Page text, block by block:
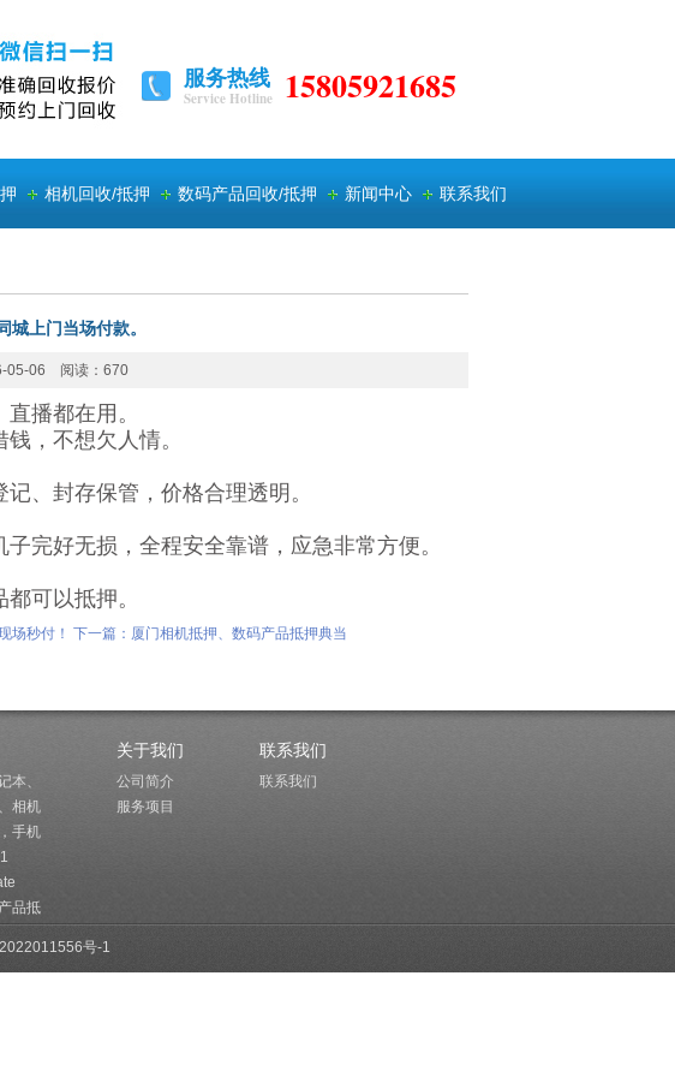
服务热线
Service Hotline 15805921685
相机回收/抵押 数码产品回收/抵押 新闻中心 联系我们
城上门当场付款。
05-06 阅读：670
播都在用。
，不想欠人情。
、封存保管，价格合理透明。
完好无损，全程安全靠谱，应急非常方便。
可以抵押。
场秒付！ 下一篇：厦门相机抵押、数码产品抵押典当
本、
相机
手机
品抵
关于我们
公司简介
服务项目
联系我们
联系我们
号-1